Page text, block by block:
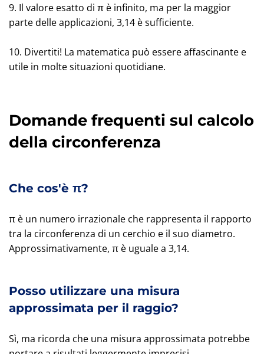
9. Il valore esatto di π è infinito, ma per la maggior
parte delle applicazioni, 3,14 è sufficiente.
10. Divertiti! La matematica può essere affascinante e
utile in molte situazioni quotidiane.
Domande frequenti sul calcolo
della circonferenza
Che cos'è π?
π è un numero irrazionale che rappresenta il rapporto
tra la circonferenza di un cerchio e il suo diametro.
Approssimativamente, π è uguale a 3,14.
Posso utilizzare una misura
approssimata per il raggio?
Sì, ma ricorda che una misura approssimata potrebbe